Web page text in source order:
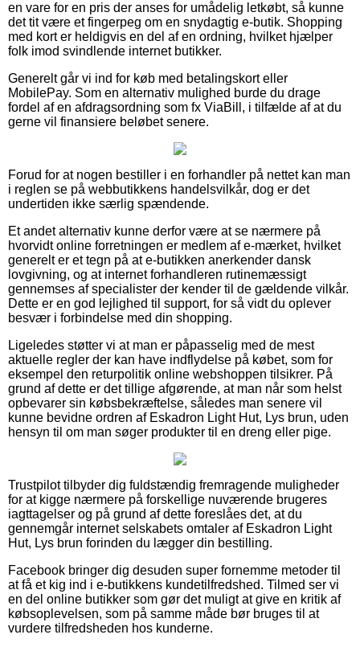
en vare for en pris der anses for umådelig letkøbt, så kunne
det tit være et fingerpeg om en snydagtig e-butik. Shopping
med kort er heldigvis en del af en ordning, hvilket hjælper
folk imod svindlende internet butikker.
Generelt går vi ind for køb med betalingskort eller
MobilePay. Som en alternativ mulighed burde du drage
fordel af en afdragsordning som fx ViaBill, i tilfælde af at du
gerne vil finansiere beløbet senere.
Forud for at nogen bestiller i en forhandler på nettet kan man
i reglen se på webbutikkens handelsvilkår, dog er det
undertiden ikke særlig spændende.
Et andet alternativ kunne derfor være at se nærmere på
hvorvidt online forretningen er medlem af e-mærket, hvilket
generelt er et tegn på at e-butikken anerkender dansk
lovgivning, og at internet forhandleren rutinemæssigt
gennemses af specialister der kender til de gældende vilkår.
Dette er en god lejlighed til support, for så vidt du oplever
besvær i forbindelse med din shopping.
Ligeledes støtter vi at man er påpasselig med de mest
aktuelle regler der kan have indflydelse på købet, som for
eksempel den returpolitik online webshoppen tilsikrer. På
grund af dette er det tillige afgørende, at man når som helst
opbevarer sin købsbekræftelse, således man senere vil
kunne bevidne ordren af Eskadron Light Hut, Lys brun, uden
hensyn til om man søger produkter til en dreng eller pige.
Trustpilot tilbyder dig fuldstændig fremragende muligheder
for at kigge nærmere på forskellige nuværende brugeres
iagttagelser og på grund af dette foreslåes det, at du
gennemgår internet selskabets omtaler af Eskadron Light
Hut, Lys brun forinden du lægger din bestilling.
Facebook bringer dig desuden super fornemme metoder til
at få et kig ind i e-butikkens kundetilfredshed. Tilmed ser vi
en del online butikker som gør det muligt at give en kritik af
købsoplevelsen, som på samme måde bør bruges til at
vurdere tilfredsheden hos kunderne.